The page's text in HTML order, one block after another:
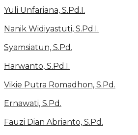
Yuli Unfariana, S.Pd.I.
Nanik Widiyastuti, S.Pd.I.
Syamsiatun, S.Pd.
Harwanto, S.Pd.I.
Vikie Putra Romadhon, S.Pd.
Ernawati, S.Pd.
Fauzi Dian Abrianto, S.Pd.